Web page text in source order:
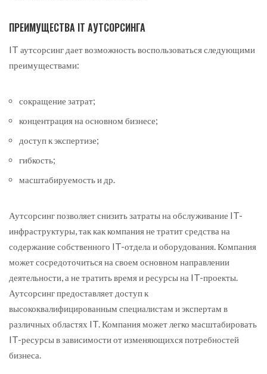
ПРЕИМУЩЕСТВА IT АУТСОРСИНГА
IT аутсорсинг дает возможность воспользоваться следующими
преимуществами:
сокращение затрат;
концентрация на основном бизнесе;
доступ к экспертизе;
гибкость;
масштабируемость и др.
Аутсорсинг позволяет снизить затраты на обслуживание IT-
инфраструктуры, так как компания не тратит средства на
содержание собственного IT-отдела и оборудования. Компания
может сосредоточиться на своем основном направлении
деятельности, а не тратить время и ресурсы на IT-проекты.
Аутсорсинг предоставляет доступ к
высококвалифицированным специалистам и экспертам в
различных областях IT. Компания может легко масштабировать
IT-ресурсы в зависимости от изменяющихся потребностей
бизнеса.